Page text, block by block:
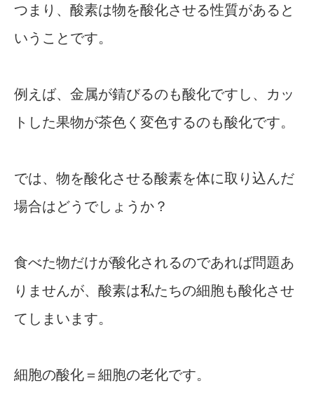
つまり、酸素は物を酸化させる性質があると
いうことです。
例えば、金属が錆びるのも酸化ですし、カッ
トした果物が茶色く変色するのも酸化です。
では、物を酸化させる酸素を体に取り込んだ
場合はどうでしょうか？
食べた物だけが酸化されるのであれば問題あ
りませんが、酸素は私たちの細胞も酸化させ
てしまいます。
細胞の酸化＝細胞の老化です。